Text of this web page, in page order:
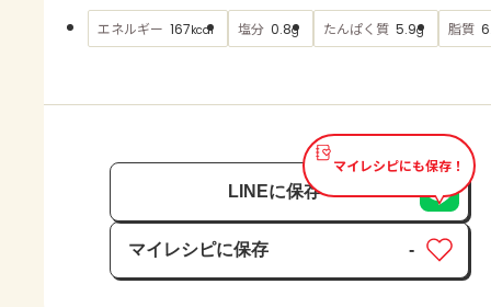
エネルギー 167kcal 塩分 0.8g たんぱく質 5.9g 脂質
マイレシピにも保存！
LINEに保存
マイレシピに保存
保存済み
-